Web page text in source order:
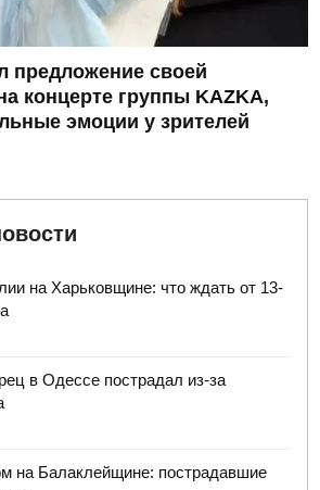
предложение своей
концерте группы KAZKA,
эмоции у зрителей
на Харьковщине: что ждать от 13-
в Одессе пострадал из-за
на Балаклейщине: пострадавшие